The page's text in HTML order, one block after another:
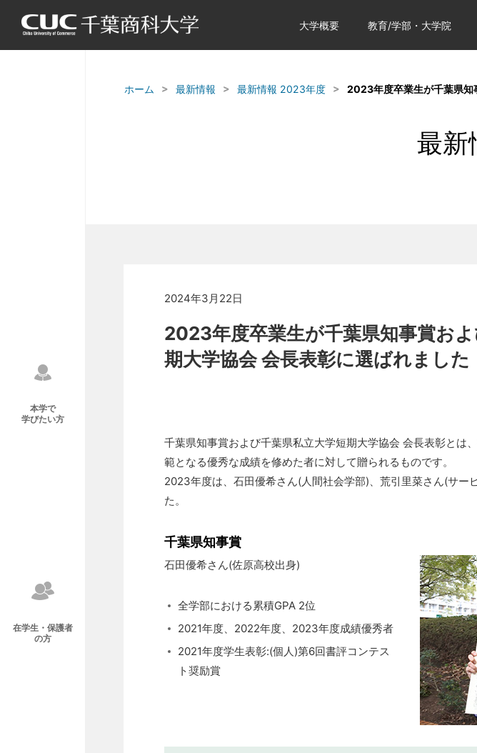
大学概要 教育/学部・大学院
ホーム 最新情報 最新情報 2023年度 2023年度卒業生が千葉県知
最新
2024年3月22日
2023年度卒業生が千葉県知事賞お
期大学協会 会長表彰に選ばれました
千葉県知事賞および千葉県私立大学短期大学協会 会長表彰とは
範となる優秀な成績を修めた者に対して贈られるものです。
2023年度は、石田優希さん(人間社会学部)、荒引里菜さん(サー
た。
千葉県知事賞
石田優希さん(佐原高校出身)
全学部における累積GPA 2位
2021年度、2022年度、2023年度成績優秀者
2021年度学生表彰:(個人)第6回書評コンテス
ト奨励賞
本学で
学びたい方
在学生・保護者
の方